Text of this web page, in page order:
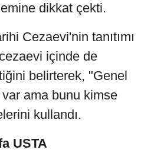
dikkat çekti.
Cezaevi'nin tanıtımı
içinde de
belirterek, "Genel
var ama bunu kimse
kullandı.
USTA